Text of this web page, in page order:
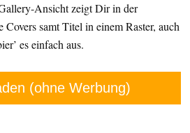
Ansicht zeigt Dir in der
samt Titel in einem Raster, auch
es einfach aus.
(ohne Werbung)